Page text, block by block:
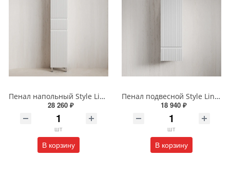
Пенал напольный Style Line МАРОККО 36 см ЛС-00002515 белый матовый
28 260 ₽
шт
В корзину
Пенал подвесной Style Line МАРОККО 36 см ЛС-00002523 белый матовый
18 940 ₽
шт
В корзину